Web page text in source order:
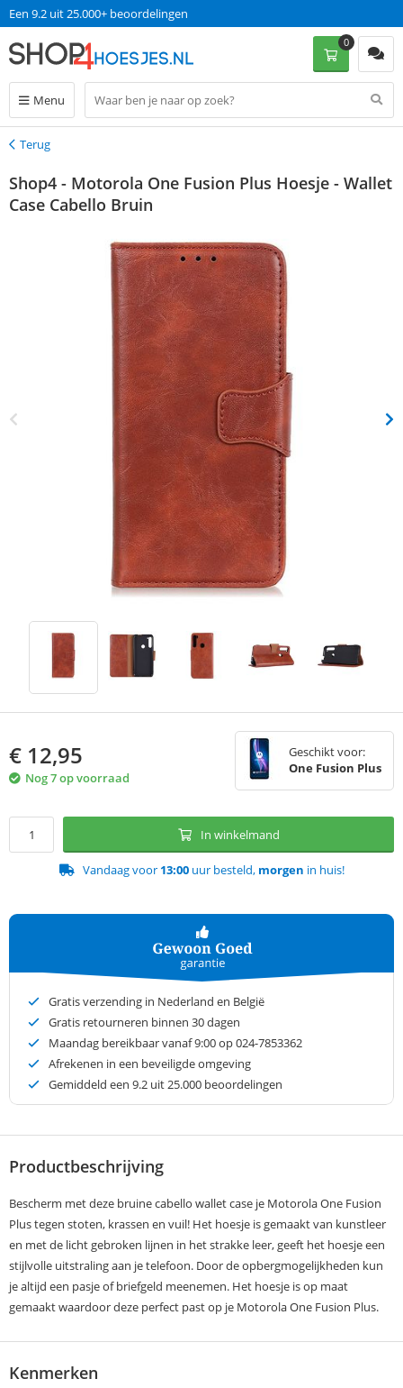
Een 9.2 uit 25.000+ beoordelingen
Menu
0
Terug
Terug
Shop4 - Motorola One Fusion Plus Hoesje - Wallet
Case Cabello Bruin
€ 12,95
Nog 7 op voorraad
Geschikt voor:
One Fusion Plus
In winkelmand
Vandaag voor 13:00uur besteld, morgen in huis!
Gratis verzending in Nederland en België
Gratis retourneren binnen 30 dagen
Maandag bereikbaar vanaf 9:00 op 024-7853362
Afrekenen in een beveiligde omgeving
Gemiddeld een 9.2 uit 25.000 beoordelingen
Productbeschrijving
Bescherm met deze bruine cabello wallet case je Motorola One Fusion
Plus tegen stoten, krassen en vuil! Het hoesje is gemaakt van kunstleer
en met de licht gebroken lijnen in het strakke leer, geeft het hoesje een
stijlvolle uitstraling aan je telefoon. Door de opbergmogelijkheden kun
je altijd een pasje of briefgeld meenemen. Het hoesje is op maat
gemaakt waardoor deze perfect past op je Motorola One Fusion Plus.
Kenmerken